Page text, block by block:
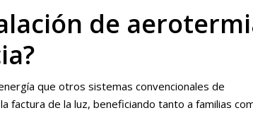
de
que otros sistemas convencionales de
factura de la luz, beneficiando tanto a familias